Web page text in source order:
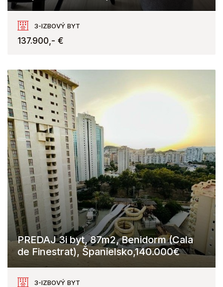
Torrevieja
3-IZBOVÝ BYT
137.900,- €
PREDAJ 3i byt, 87m2, Benidorm (Cala
de Finestrat), Španielsko,140.000€
Cala de Finestrat, Benidorm
3-IZBOVÝ BYT